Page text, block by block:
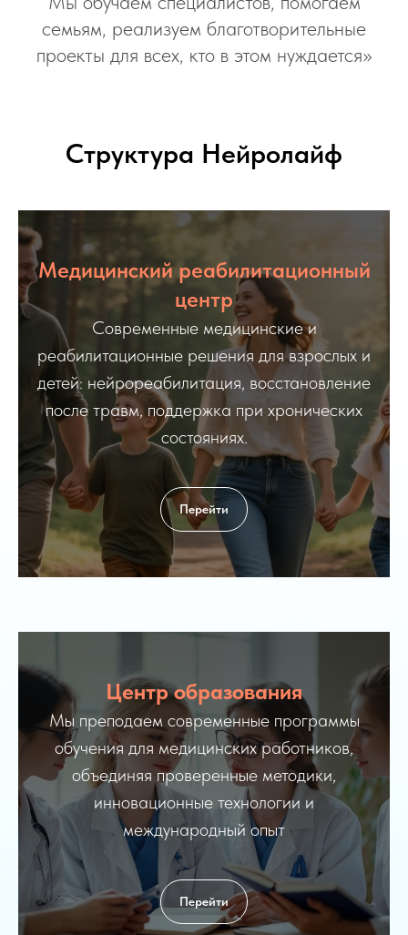
🦋
семьям, реализуем благотворительные
проекты для всех, кто в этом нуждается»
Структура Нейролайф
Медицинский реабилитационный
центр
Современные медицинские и
реабилитационные решения для взрослых и
детей: нейрореабилитация, восстановление
после травм, поддержка при хронических
состояниях.
Перейти
Центр образования
Мы преподаем современные программы
обучения для медицинских работников,
объединяя проверенные методики,
инновационные технологии и
международный опыт
Перейти